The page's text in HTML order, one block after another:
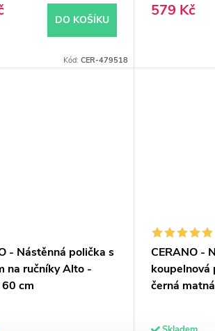
DO KOŠÍKU
Kód: CER-479518
579 Kč
- Nástěnná polička s
na ručníky Alto -
cm
CERANO -
černá matná